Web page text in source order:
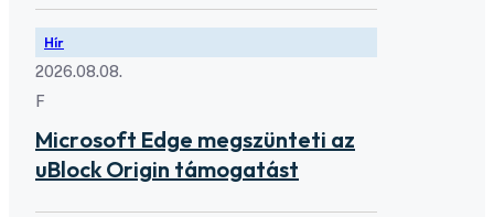
Hír
2026.08.08.
F
Microsoft Edge megszünteti az
uBlock Origin támogatást